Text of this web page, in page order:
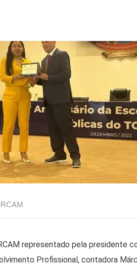
representado pela presidente
Profissional, contadora